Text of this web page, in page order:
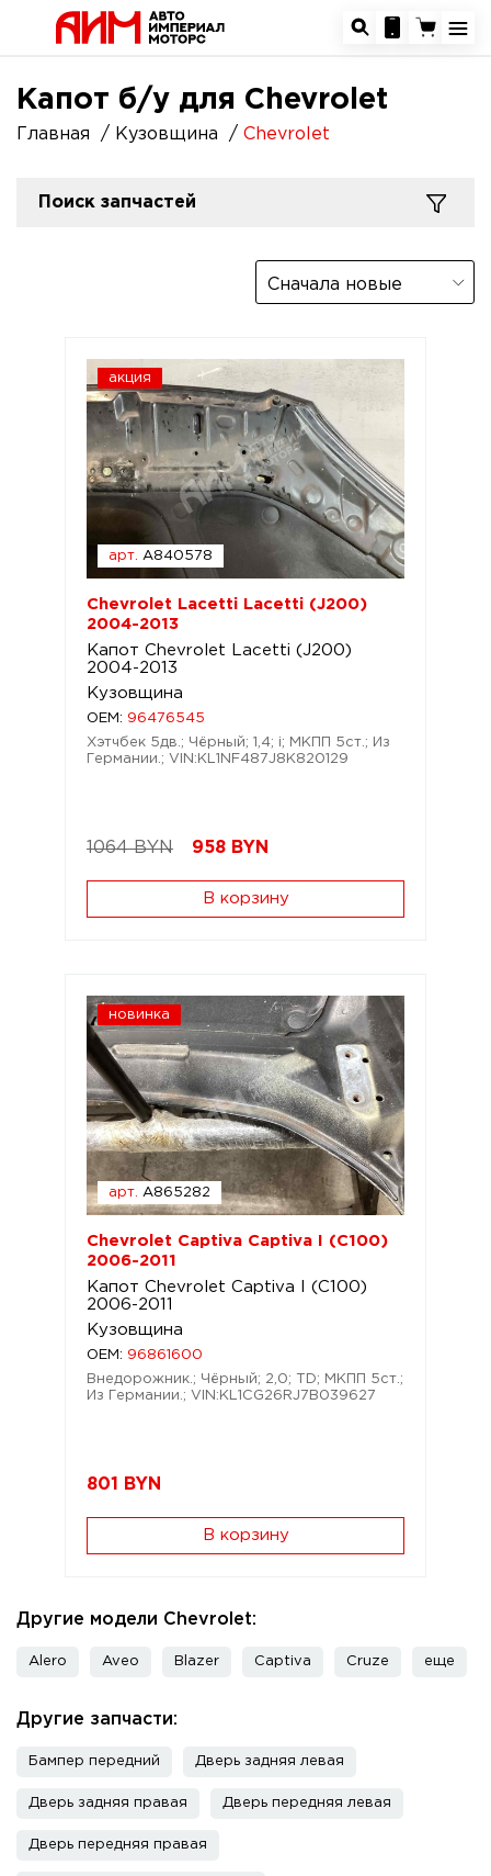
Капот б/у для Chevrolet
Главная Кузовщина Chevrolet
Поиск запчастей
Сначала новые
акция
арт. A840578
Chevrolet Lacetti Lacetti (J200)
2004-2013
Капот Chevrolet Lacetti (J200)
2004-2013
Кузовщина
OEM: 96476545
Хэтчбек 5дв.; Чёрный; 1,4; i; МКПП 5ст.; Из
Германии.; VIN:KL1NF487J8K820129
1064 BYN 958 BYN
В корзину
новинка
арт. A865282
Chevrolet Captiva Captiva I (C100)
2006-2011
Капот Chevrolet Captiva I (C100)
2006-2011
Кузовщина
OEM: 96861600
Внедорожник.; Чёрный; 2,0; TD; МКПП 5ст.;
Из Германии.; VIN:KL1CG26RJ7B039627
801 BYN
В корзину
Другие модели Chevrolet:
Alero Aveo Blazer Captiva Cruze еще
Другие запчасти:
Бампер передний Дверь задняя левая
Дверь задняя правая Дверь передняя левая
Дверь передняя правая